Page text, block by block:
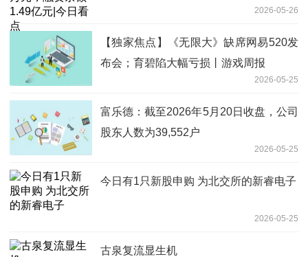
2026-05-26
【独家焦点】《无限大》缺席网易520发
布会；育碧陷大幅亏损丨游戏周报
2026-05-25
富乐德：截至2026年5月20日收盘，公司
股东人数为39,552户
2026-05-25
今日有1只新股申购 为北交所的新睿电子
2026-05-25
古泉复流显生机